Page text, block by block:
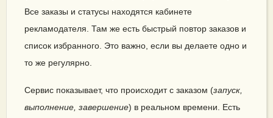
Все заказы и статусы находятся кабинете
рекламодателя. Там же есть быстрый повтор заказов и
список избранного. Это важно, если вы делаете одно и
то же регулярно.
Сервис показывает, что происходит с заказом (запуск,
выполнение, завершение) в реальном времени. Есть